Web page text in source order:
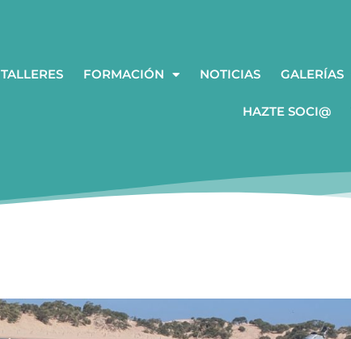
TALLERES FORMACIÓN NOTICIAS GALERÍAS
HAZTE SOCI@